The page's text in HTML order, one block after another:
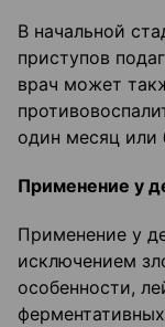
В начальной
приступов
врач может
один месяц или
Применение у
Применение у
исключением
особенности,